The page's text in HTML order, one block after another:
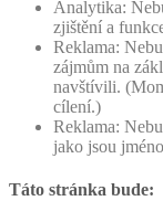
Analytika:
zjištění a
Reklama:
zájmům na
navštívili.
cílení.)
Reklama:
jako jsou
Táto stránka bude: